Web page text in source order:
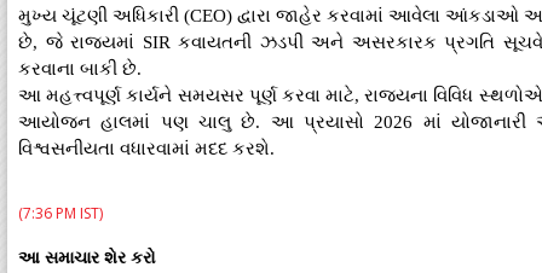
મુખ્ય ચૂંટણી અધિકારી (CEO) દ્વારા જાહેર કરવામાં આવેલા આંકડાઓ
છે, જે રાજ્યમાં SIR કવાયતની ઝડપી અને અસરકારક પ્રગતિ
કરવાના બાકી છે.
આ મહત્ત્વપૂર્ણ કાર્યને સમયસર પૂર્ણ કરવા માટે, રાજ્યના વિવિધ
આયોજન હાલમાં પણ ચાલુ છે. આ પ્રયાસો 2026 માં યોજાનારી
વિશ્વસનીયતા વધારવામાં મદદ કરશે.
(7:36 PM IST)
આ સમાચાર શેર કરો